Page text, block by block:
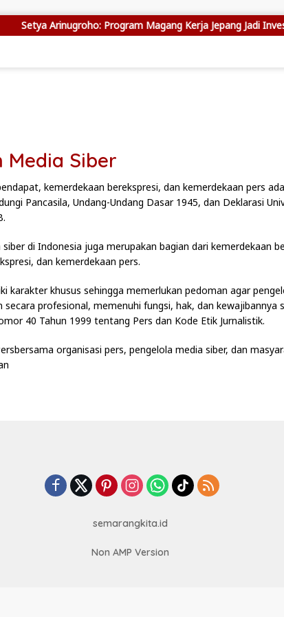
Setya Arinugroho: Program Magang Kerja Jepang Jadi
Media Siber
kemerdekaan berekspresi, dan kemerdekaan pers
Pancasila, Undang-Undang Dasar 1945, dan Deklarasi
siber di Indonesia juga merupakan bagian dari kemerdekaan
dan kemerdekaan pers.
karakter khusus sehingga memerlukan pedoman agar
secara profesional, memenuhi fungsi, hak, dan kewajibannya
40 Tahun 1999 tentang Pers dan Kode Etik Jurnalistik.
organisasi pers, pengelola media siber, dan
semarangkita.id
Non AMP Version